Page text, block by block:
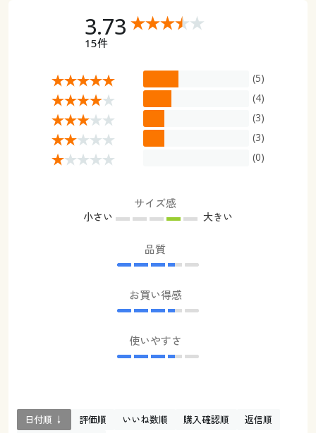
よくある質問とお問い合わせ
よくある質問とお問い合わせ
3.73
15件
(5)
(4)
(3)
(3)
(0)
サイズ感
小さい 大きい
品質
お買い得感
使いやすさ
日付順 ↓ 評価順 いいね数順 購入確認順
返信順